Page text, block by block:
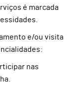
é marcada
e/ou visita
nas